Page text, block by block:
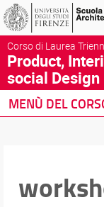
Corso di Laurea
Product,
social Design
MENÙ DEL
Docenti